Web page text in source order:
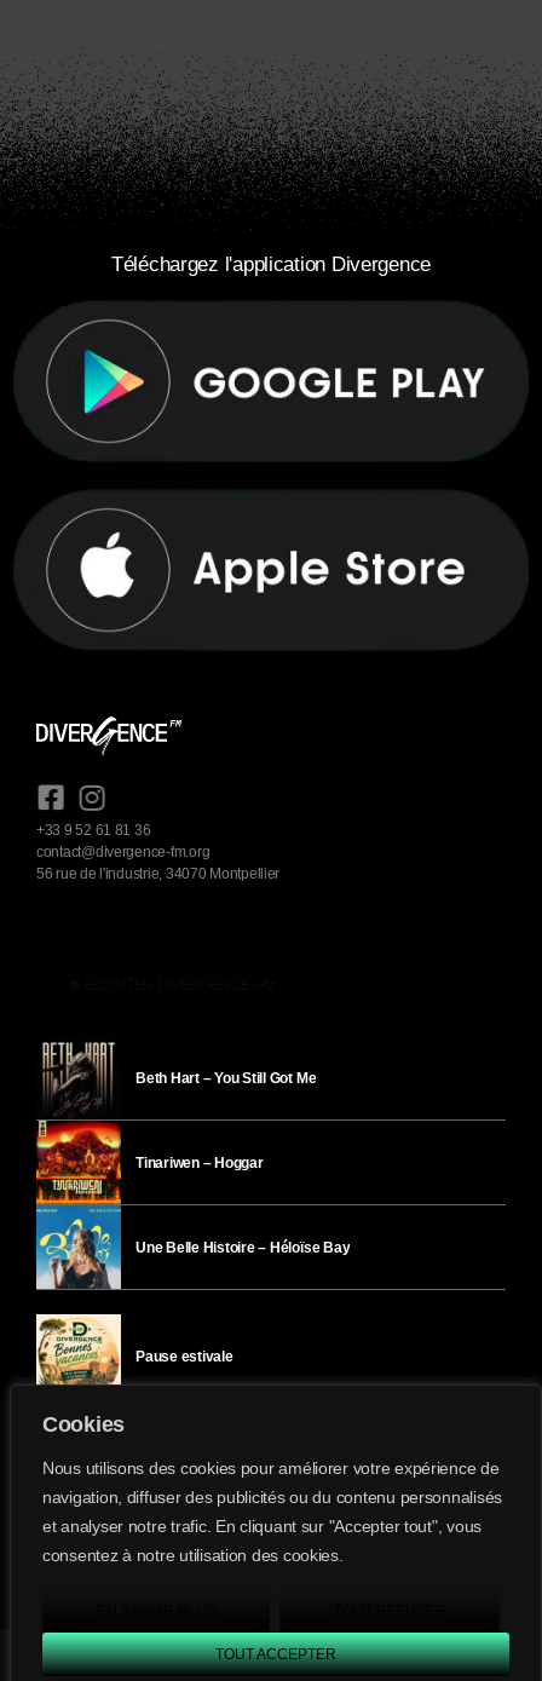
Cookies
Nous utilisons des cookies pour améliorer votre expérience de
navigation, diffuser des publicités ou du contenu personnalisés
et analyser notre trafic. En cliquant sur "Accepter tout", vous
consentez à notre utilisation des cookies.
TOUT ACCEPTER
play_arrow Divergence FM keyboard_arrow_right
Téléchargez l'application Divergence
+33 9 52 61 81 36
contact@divergence-fm.org
56 rue de l'industrie, 34070 Montpellier
Beth Hart – You Still Got Me
Tinariwen – Hoggar
Une Belle Histoire – Héloïse Bay
Pause estivale
Ici l’Ombre – mardi 28 juillet